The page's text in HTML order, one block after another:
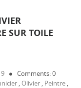
SUR TOILE
Comments: 0
, Olivier , Peintre ,